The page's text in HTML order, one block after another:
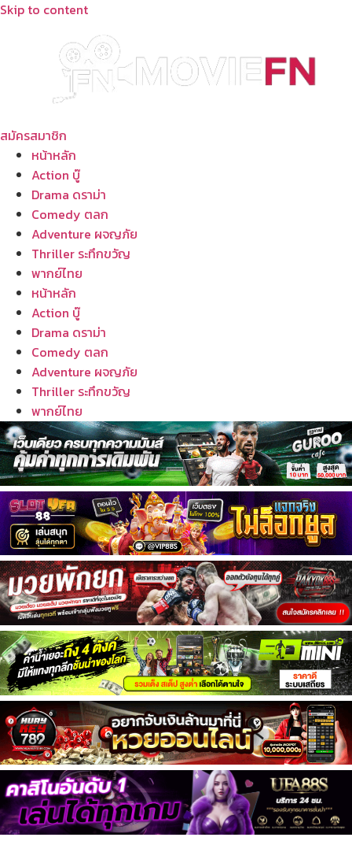
Skip to content
สมัครสมาชิก
หน้าหลัก
Action บู๊
Drama ดราม่า
Comedy ตลก
Adventure ผจญภัย
Thriller ระทึกขวัญ
พากย์ไทย
หน้าหลัก
Action บู๊
Drama ดราม่า
Comedy ตลก
Adventure ผจญภัย
Thriller ระทึกขวัญ
พากย์ไทย